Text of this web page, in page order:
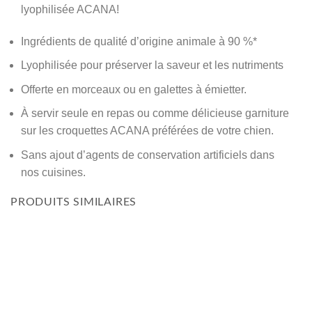
lyophilisée ACANA!
Ingrédients de qualité d’origine animale à 90 %*
Lyophilisée pour préserver la saveur et les nutriments
Offerte en morceaux ou en galettes à émietter.
À servir seule en repas ou comme délicieuse garniture
sur les croquettes ACANA préférées de votre chien.
Sans ajout d’agents de conservation artificiels dans
nos cuisines.
PRODUITS SIMILAIRES